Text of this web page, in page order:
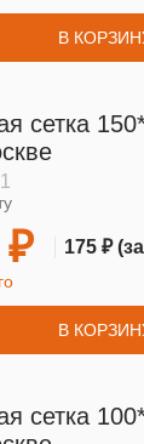
В
сетка
₽ 175 ₽
В
сетка